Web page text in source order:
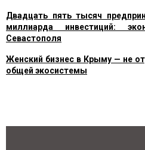
Двадцать пять тысяч
миллиарда инвестиций:
Севастополя
Женский бизнес в Крыму — не
общей экосистемы